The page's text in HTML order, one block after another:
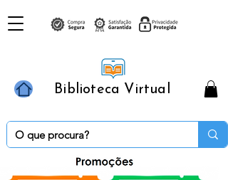
Biblioteca Virtual